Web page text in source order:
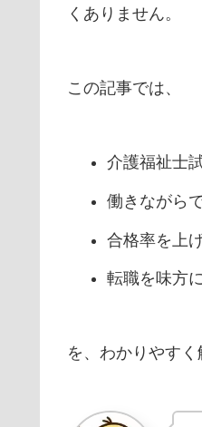
くありません。
この記事では、
介護福祉士
働きながら
合格率を上
転職を味方
を、わかりやすく